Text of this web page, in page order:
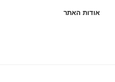
אודות האתר